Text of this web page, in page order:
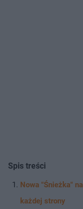
Spis treści
Nowa "Śnieżka"
każdej strony